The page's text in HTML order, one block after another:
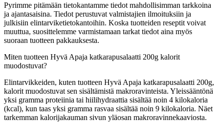
Pyrimme pitämään tietokantamme tiedot mahdollisimman tarkkoina
ja ajantasaisina. Tiedot perustuvat valmistajien ilmoituksiin ja
julkisiin elintarviketietokantoihin. Koska tuotteiden reseptit voivat
muuttua, suosittelemme varmistamaan tarkat tiedot aina myös
suoraan tuotteen pakkauksesta.
Miten tuotteen Hyvä Apaja katkarapusalaatti 200g kalorit
muodostuvat?
Elintarvikkeiden, kuten tuotteen Hyvä Apaja katkarapusalaatti 200g,
kalorit muodostuvat sen sisältämistä makroravinteista. Yleissääntönä
yksi gramma proteiinia tai hiilihydraattia sisältää noin 4 kilokaloria
(kcal), kun taas yksi gramma rasvaa sisältää noin 9 kilokaloria. Näet
tarkemman kalorijakauman sivun yläosan makroravinnekaaviosta.